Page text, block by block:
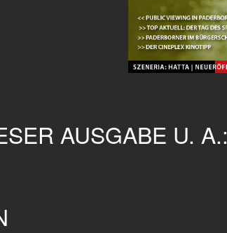
AUSGABE U. A.: